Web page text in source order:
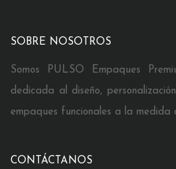
SOBRE NOSOTROS
Somos PULSO Empaques
dedicada al diseño,
empaques funcionales a la medida
CONTÁCTANOS